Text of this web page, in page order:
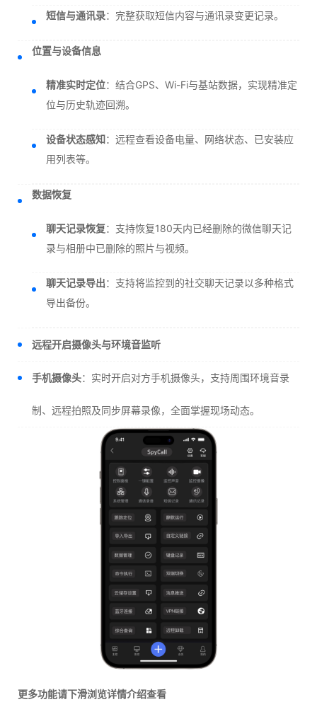
短信与通讯录：完整获取短信内容与通讯录变更记录。
位置与设备信息
精准实时定位：结合GPS、Wi-Fi与基站数据，实现精准定
位与历史轨迹回溯。
设备状态感知：远程查看设备电量、网络状态、已安装应
用列表等。
数据恢复
聊天记录恢复：支持恢复180天内已经删除的微信聊天记
录与相册中已删除的照片与视频。
聊天记录导出：支持将监控到的社交聊天记录以多种格式
导出备份。
远程开启摄像头与环境音监听
手机摄像头：实时开启对方手机摄像头，支持周围环境音录
制、远程拍照及同步屏幕录像，全面掌握现场动态。
更多功能请下滑浏览详情介绍查看